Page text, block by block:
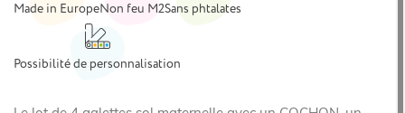
Made in EuropeNon feu M2Sans phtalates
Possibilité de personnalisation